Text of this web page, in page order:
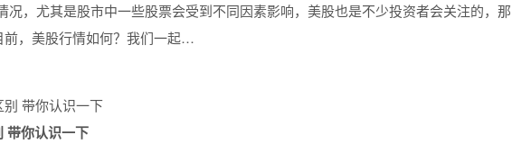
况，尤其是股市中一些股票会受到不同因素影响，美股也是不少投资者会关注的，那
前，美股行情如何？我们一起…
带你认识一下